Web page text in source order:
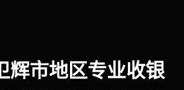
辉市地区专业收银